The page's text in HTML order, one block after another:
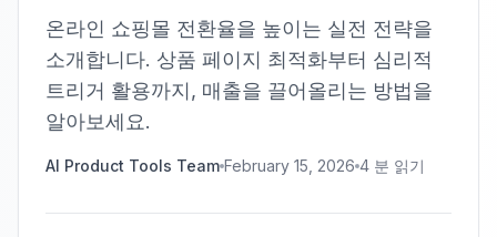
온라인 쇼핑몰 전환율을 높이는 실전 전략을
소개합니다. 상품 페이지 최적화부터 심리적
트리거 활용까지, 매출을 끌어올리는 방법을
알아보세요.
AI Product Tools Team February 15, 2026 4 분 읽기